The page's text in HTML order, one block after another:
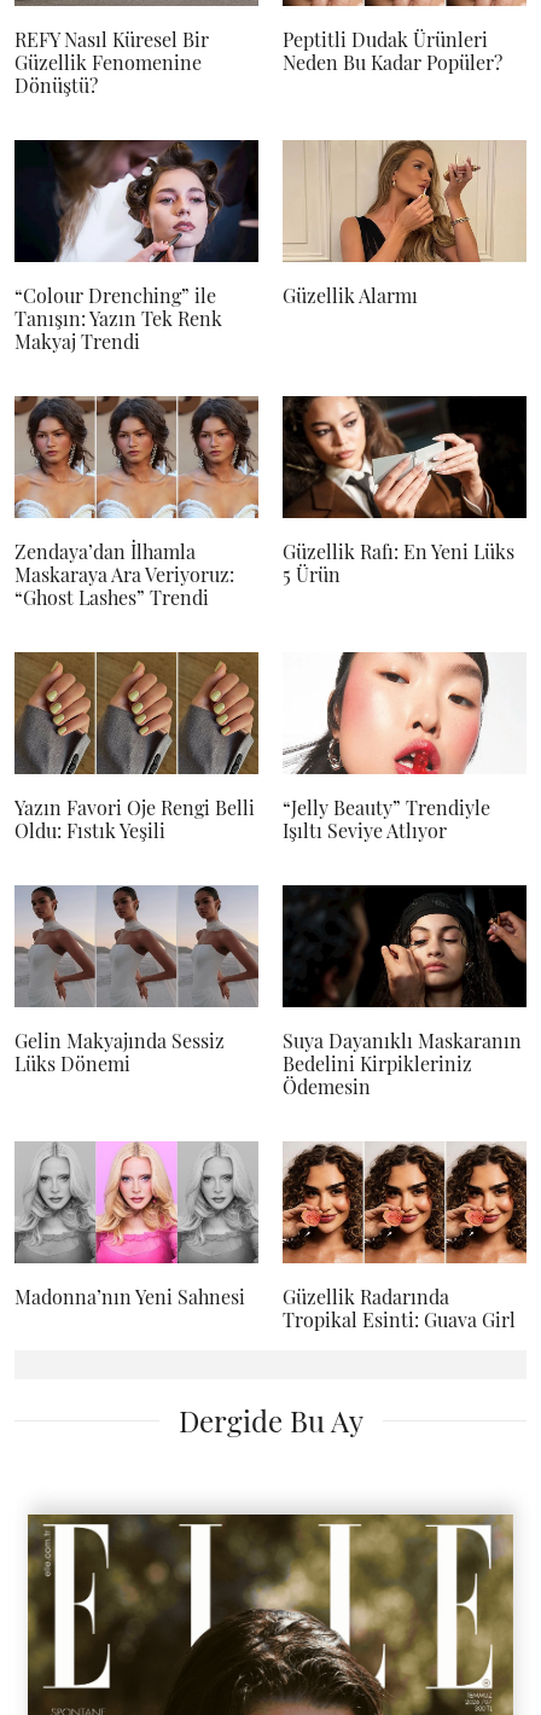
REFY Nasıl Küresel Bir
Güzellik Fenomenine
Dönüştü?
Peptitli Dudak Ürünleri
Neden Bu Kadar Popüler?
“Colour Drenching” ile
Tanışın: Yazın Tek Renk
Makyaj Trendi
Güzellik Alarmı
Zendaya’dan İlhamla
Maskaraya Ara Veriyoruz:
“Ghost Lashes” Trendi
Güzellik Rafı: En Yeni Lüks
5 Ürün
Yazın Favori Oje Rengi Belli
Oldu: Fıstık Yeşili
“Jelly Beauty” Trendiyle
Işıltı Seviye Atlıyor
Gelin Makyajında Sessiz
Lüks Dönemi
Suya Dayanıklı Maskaranın
Bedelini Kirpikleriniz
Ödemesin
Madonna’nın Yeni Sahnesi
Güzellik Radarında
Tropikal Esinti: Guava Girl
Dergide Bu Ay